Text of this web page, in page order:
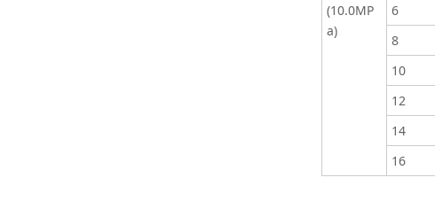
(10.0MP
a)
6
8
10
12
14
16